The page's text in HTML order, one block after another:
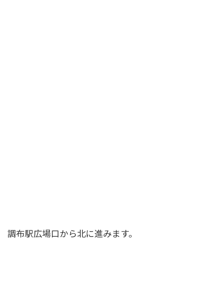
調布駅広場口から北に進みます。